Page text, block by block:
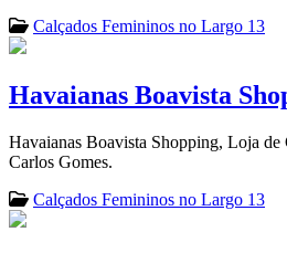
Calçados Femininos no Largo 13
Havaianas Boavista
Havaianas Boavista Shopping, Loja
Carlos Gomes.
Calçados Femininos no Largo 13